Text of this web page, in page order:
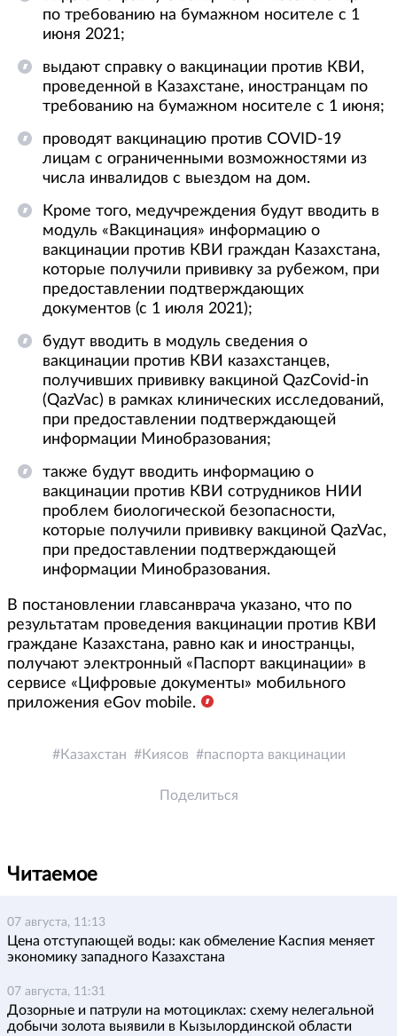
по требованию на бумажном носителе с 1
июня 2021;
выдают справку о вакцинации против КВИ,
проведенной в Казахстане, иностранцам по
требованию на бумажном носителе c 1 июня;
проводят вакцинацию против COVID-19
лицам с ограниченными возможностями из
числа инвалидов с выездом на дом.
Кроме того, медучреждения будут вводить в
модуль «Вакцинация» информацию о
вакцинации против КВИ граждан Казахстана,
которые получили прививку за рубежом, при
предоставлении подтверждающих
документов (с 1 июля 2021);
будут вводить в модуль сведения о
вакцинации против КВИ казахстанцев,
получивших прививку вакциной QazCovid-in
(QazVac) в рамках клинических исследований,
при предоставлении подтверждающей
информации Минобразования;
также будут вводить информацию о
вакцинации против КВИ сотрудников НИИ
проблем биологической безопасности,
которые получили прививку вакциной QazVac,
при предоставлении подтверждающей
информации Минобразования.
В постановлении главсанврача указано, что по
результатам проведения вакцинации против КВИ
граждане Казахстана, равно как и иностранцы,
получают электронный «Паспорт вакцинации» в
сервисе «Цифровые документы» мобильного
приложения eGov mobile.
Казахстан Киясов паспорта вакцинации
Поделиться
Читаемое
07 августа, 11:13
Цена отступающей воды: как обмеление Каспия меняет
экономику западного Казахстана
07 августа, 11:31
Дозорные и патрули на мотоциклах: схему нелегальной
добычи золота выявили в Кызылординской области